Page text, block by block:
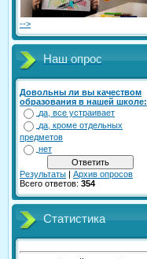
-->
Наш опрос
Довольны ли вы качеством
образования в нашей школе:
да, все устраивает
да, кроме отдельных
предметов
нет
Результаты | Архив опросов
Всего ответов: 354
Статистика